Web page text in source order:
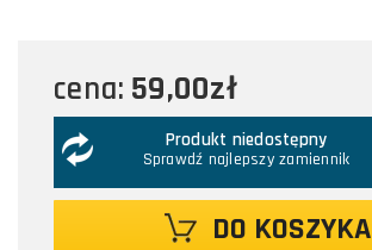
cena: 59,00zł
Produkt niedostępny
Sprawdź najlepszy zamiennik
DO KOSZYKA